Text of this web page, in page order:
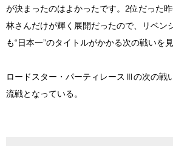
が決まったのはよかったです。2位だった
林さんだけが輝く展開だったので、リベン
も“日本一”のタイトルがかかる次の戦いを
ロードスター・パーティレースⅢの次の戦
流戦となっている。